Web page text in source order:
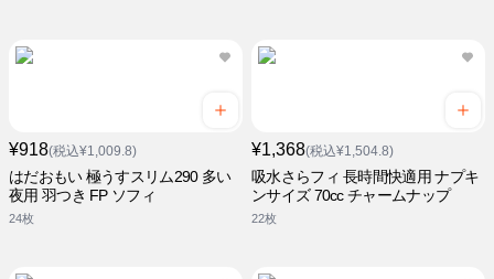
¥918(税込¥1,009.8)
はだおもい 極うすスリム290 多い
夜用 羽つき FP ソフィ
24枚
¥1,368(税込¥1,504.8)
吸水さらフィ 長時間快適用 ナプキ
ンサイズ 70cc チャームナップ
22枚